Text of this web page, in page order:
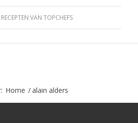
RECEPTEN VAN TOPCHEFS
Home /alain alders